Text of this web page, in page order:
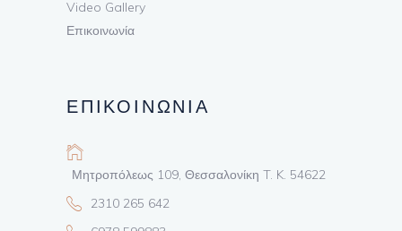
Video Gallery
Επικοινωνία
ΕΠΙΚΟΙΝΩΝΙΑ
Μητροπόλεως 109, Θεσσαλονίκη T. K. 54622
2310 265 642